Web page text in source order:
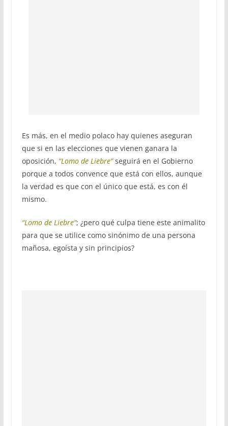
Es más, en el medio polaco hay quienes aseguran
que si en las elecciones que vienen ganara la
oposición, “Lomo de Liebre”seguirá en el Gobierno
porque a todos convence que está con ellos, aunque
la verdad es que con el único que está, es con él
mismo.
“Lomo de Liebre”; ¿pero qué culpa tiene este animalito
para que se utilice como sinónimo de una persona
mañosa, egoísta y sin principios?